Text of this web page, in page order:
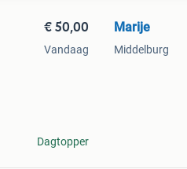
€ 50,00
Vandaag
Dagtopper
Marije
Middelburg